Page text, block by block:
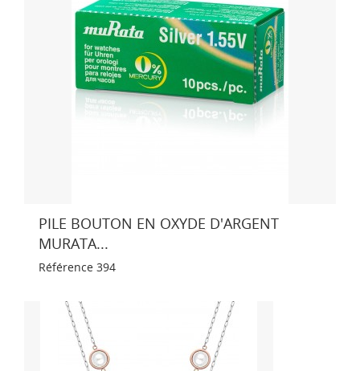
PILE BOUTON EN OXYDE D'ARGENT
MURATA...
Référence 394